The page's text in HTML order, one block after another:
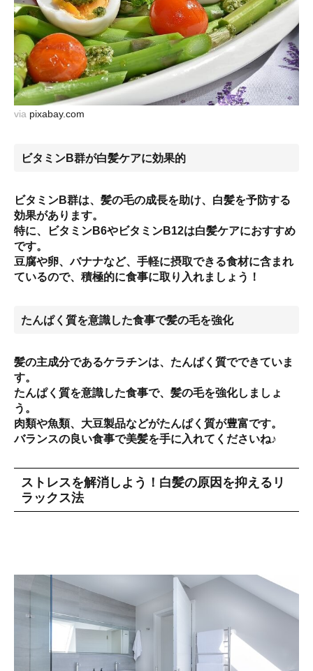
via pixabay.com
ビタミンB群が白髪ケアに効果的
ビタミンB群は、髪の毛の成長を助け、白髪を予防する
効果があります。
特に、ビタミンB6やビタミンB12は白髪ケアにおすすめ
です。
豆腐や卵、バナナなど、手軽に摂取できる食材に含まれ
ているので、積極的に食事に取り入れましょう！
たんぱく質を意識した食事で髪の毛を強化
髪の主成分であるケラチンは、たんぱく質でできていま
す。
たんぱく質を意識した食事で、髪の毛を強化しましょ
う。
肉類や魚類、大豆製品などがたんぱく質が豊富です。
バランスの良い食事で美髪を手に入れてくださいね♪
ストレスを解消しよう！白髪の原因を抑えるリ
ラックス法